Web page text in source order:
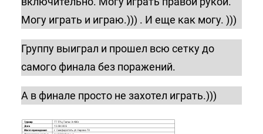
Могу играть и играю.))) . И еще как могу. )))
Группу выиграл и прошел всю сетку до
самого финала без поражений.
А в финале просто не захотел играть.)))